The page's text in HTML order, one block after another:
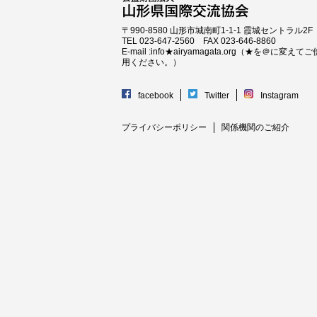
〒990-8580 山形市城南町1-1-1 霞城セントラル2F
TEL 023-647-2560 FAX 023-646-8860
E-mail :info★airyamagata.org（★を＠に変えてご
用ください。）
facebook Twitter Instagram
プライバシーポリシー 関係機関のご紹介